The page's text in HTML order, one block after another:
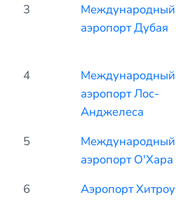
3
Международный
аэропорт Дубая
4
Международный
аэропорт Лос-
Анджелеса
5
Международный
аэропорт О'Хара
6 Аэропорт Хитроу